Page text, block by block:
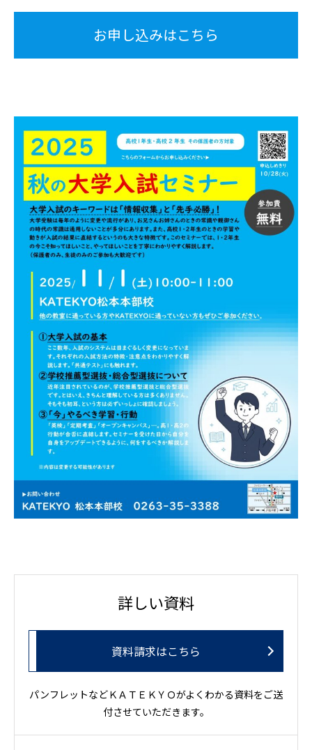
お申し込みはこちら
詳しい資料
資料請求はこちら
パンフレットなどＫＡＴＥＫＹＯがよくわかる資料をご送
付させていただきます。